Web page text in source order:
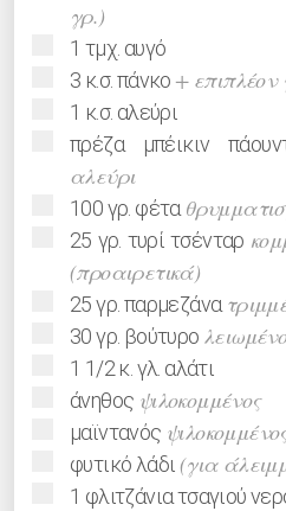
γρ.)
▢
1 τμχ. αυγό
▢
3 κ.σ.πάνκο +
▢
1 κ.σ. αλεύρι
▢
πρέζα μπέικιν
αλεύρι
▢
100γρ. φέτα
▢
25 γρ. τυρί τσένταρ
(προαιρετικά)
▢
25 γρ.παρμεζάνα
▢
30 γρ. βούτυρο
▢
1 1/2 κ. γλ. αλάτι
▢
άνηθος ψιλοκομμένος
▢
μαϊντανός
▢
φυτικό λάδι(για
▢
1 φλιτζάνια τσαγιού